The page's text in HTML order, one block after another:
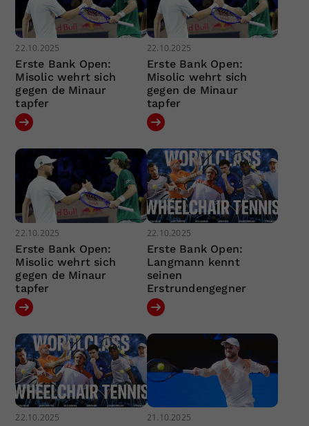
22.10.2025
Erste Bank Open:
Misolic wehrt sich
gegen de Minaur
tapfer
22.10.2025
Erste Bank Open:
Misolic wehrt sich
gegen de Minaur
tapfer
22.10.2025
Erste Bank Open:
Misolic wehrt sich
gegen de Minaur
tapfer
22.10.2025
Erste Bank Open:
Langmann kennt
seinen
Erstrundengegner
22.10.2025 21.10.2025